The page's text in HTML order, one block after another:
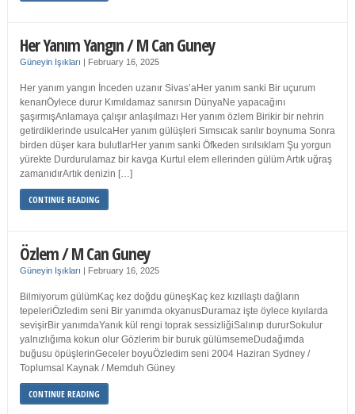
Her Yanım Yangın / M Can Guney
Güneyin Işıkları | February 16, 2025
Her yanım yangın İnceden uzanır Sivas’aHer yanım sanki Bir uçurum
kenarıÖylece durur Kımıldamaz sanırsın DünyaNe yapacağını
şaşırmışAnlamaya çalışır anlaşılmazı Her yanım özlem Birikir bir nehrin
getirdiklerinde usulcaHer yanım gülüşleri Sımsıcak sarılır boynuma Sonra
birden düşer kara bulutlarHer yanım sanki Öfkeden sırılsıklam Şu yorgun
yürekte Durdurulamaz bir kavga Kurtul elem ellerinden gülüm Artık uğraş
zamanıdırArtık denizin […]
CONTINUE READING
Özlem / M Can Guney
Güneyin Işıkları | February 16, 2025
Bilmiyorum gülümKaç kez doğdu güneşKaç kez kızıllaştı dağların
tepeleriÖzledim seni Bir yanımda okyanusDuramaz işte öylece kıyılarda
sevişirBir yanımdaYanık kül rengi toprak sessizliğiSalınıp dururSokulur
yalnızlığıma kokun olur Gözlerim bir buruk gülümsemeDudağımda
buğusu öpüşlerinGeceler boyuÖzledim seni 2004 Haziran Sydney /
Toplumsal Kaynak / Memduh Güney
CONTINUE READING